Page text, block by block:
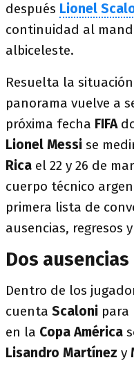
después Lionel
continuidad al
albiceleste.
Resuelta la
panorama vuelve a
próxima fecha FIFA
Lionel Messi se
Rica el 22 y 26 de
cuerpo técnico
primera lista de
ausencias, regresos
Dos
Dentro de los
cuenta Scaloni para
en la Copa América
Lisandro Martínez y